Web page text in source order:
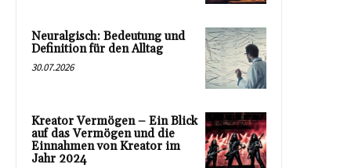
Neuralgisch: Bedeutung und
Definition für den Alltag
30.07.2026
Kreator Vermögen – Ein Blick
auf das Vermögen und die
Einnahmen von Kreator im
Jahr 2024